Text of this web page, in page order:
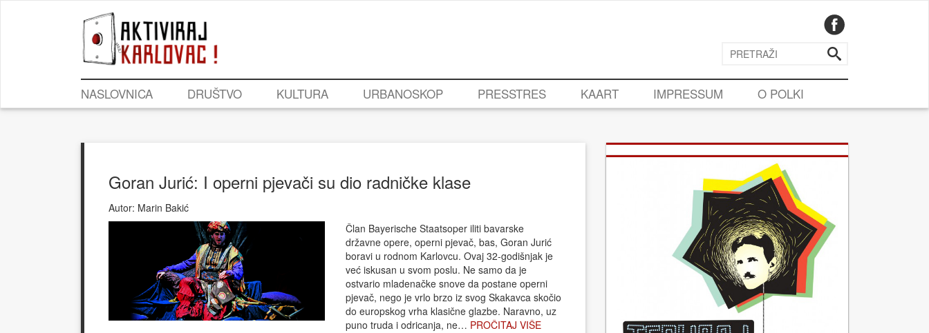
NASLOVNICA DRUŠTVO KULTURA URBANOSKOP PRESSTRES KAART IMPRESSUM O POLKI
Goran Jurić: I operni pjevači su dio radničke klase
Autor: Marin Bakić
Član Bayerische Staatsoper iliti bavarske
državne opere, operni pjevač, bas, Goran Jurić
boravi u rodnom Karlovcu. Ovaj 32-godišnjak je
već iskusan u svom poslu. Ne samo da je
ostvario mladenačke snove da postane operni
pjevač, nego je vrlo brzo iz svog Skakavca skočio
do europskog vrha klasične glazbe. Naravno, uz
puno truda i odricanja, ne… PROČITAJ VIŠE